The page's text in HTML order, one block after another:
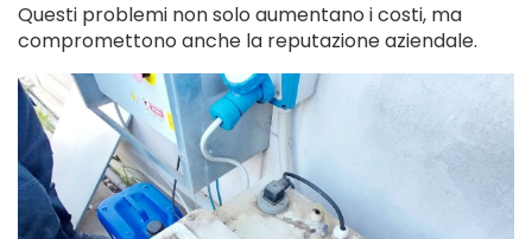
Questi problemi non solo aumentano i costi, ma
compromettono anche la reputazione aziendale.